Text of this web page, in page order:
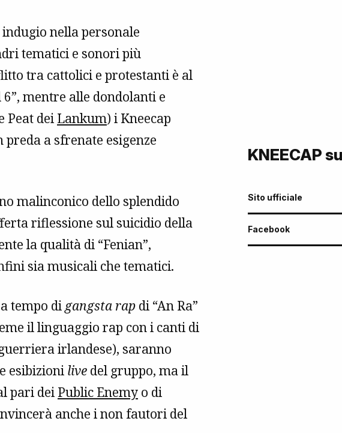
nella personale
tematici e sonori più
tra cattolici e protestanti è al
mentre alle dondolanti e
Peat dei Lankum) i Kneecap
a sfrenate esigenze
malinconico dello splendido
riflessione sul suicidio della
la qualità di “Fenian”,
sia musicali che tematici.
tempo digangsta rap di “An Ra”
il linguaggio rap con i canti di
irlandese), saranno
esibizioni live del gruppo, ma il
pari dei Public Enemy o di
anche i non fautori del
KNEECAP
Sito ufficiale
Facebook